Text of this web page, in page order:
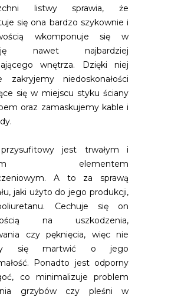
listwy sprawia, że
się ona bardzo szykownie i
wkomponuje się w
nawet najbardziej
wnętrza. Dzięki niej
zakryjemy niedoskonałości
się w miejscu styku ściany
oraz zamaskujemy kable i
jest trwałym i
elementem
A to za sprawą
jaki użyto do jego produkcji,
Cechuje się on
na uszkodzenia,
czy pęknięcia, więc nie
się martwić o jego
Ponadto jest odporny
co minimalizuje problem
grzybów czy pleśni w